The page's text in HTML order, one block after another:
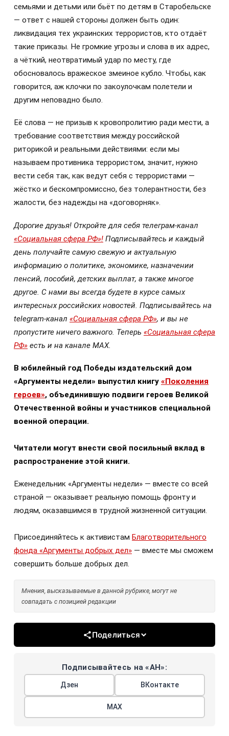
семьями и детьми или бьёт по детям в Старобельске
— ответ с нашей стороны должен быть один:
ликвидация тех украинских террористов, кто отдаёт
такие приказы. Не громкие угрозы и слова в их адрес,
а чёткий, неотвратимый удар по месту, где
обосновалось вражеское змеиное кубло. Чтобы, как
говорится, аж клочки по закоулочкам полетели и
другим неповадно было.
Её слова — не призыв к кровопролитию ради мести, а
требование соответствия между российской
риторикой и реальными действиями: если мы
называем противника террористом, значит, нужно
вести себя так, как ведут себя с террористами —
жёстко и бескомпромиссно, без толерантности, без
жалости, без надежды на «договорняк».
Дорогие друзья! Откройте для себя телеграм-канал
«Социальная сфера РФ»! Подписывайтесь и каждый
день получайте самую свежую и актуальную
информацию о политике, экономике, назначении
пенсий, пособий, детских выплат, а также многое
другое. С нами вы всегда будете в курсе самых
интересных российских новостей. Подписывайтесь на
telegram-канал «Социальная сфера РФ», и вы не
пропустите ничего важного. Теперь «Социальная сфера
РФ» есть и на канале МАХ.
В юбилейный год Победы издательский дом
«Аргументы недели» выпустил книгу «Поколения
героев», объединившую подвиги героев Великой
Отечественной войны и участников специальной
военной операции.
Читатели могут внести свой посильный вклад в
распространение этой книги.
Еженедельник «Аргументы недели» — вместе со всей
страной — оказывает реальную помощь фронту и
людям, оказавшимся в трудной жизненной ситуации.
Присоединяйтесь к активистам Благотворительного
фонда «Аргументы добрых дел» — вместе мы сможем
совершить больше добрых дел.
Мнения, высказываемые в данной рубрике, могут не
совпадать с позицией редакции
Поделиться
Подписывайтесь на «АН»:
Дзен ВКонтакте
МАХ